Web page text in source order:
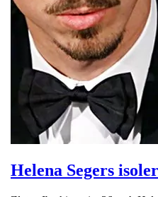
Helena Segers